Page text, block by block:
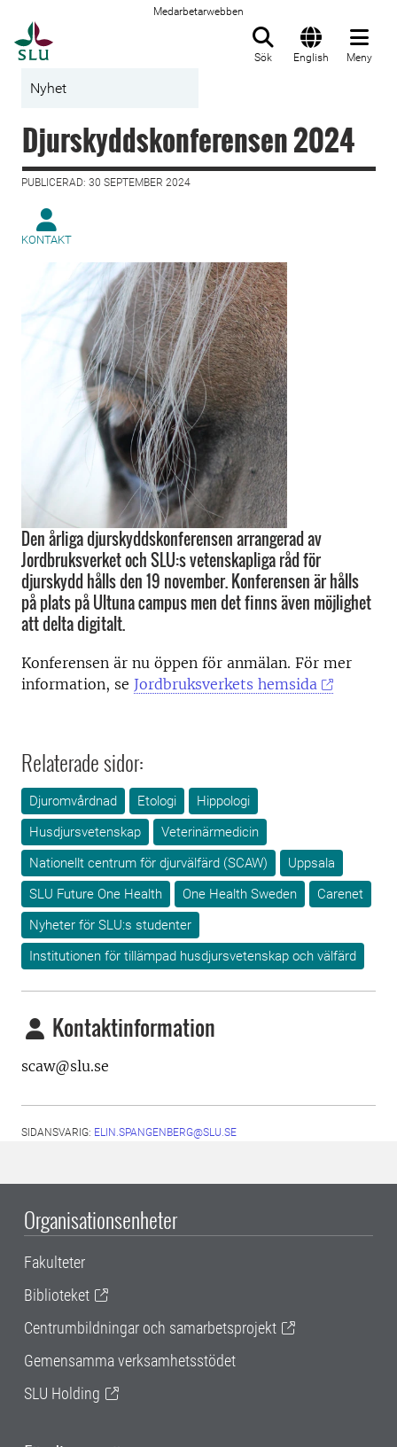
Medarbetarwebben
Sök English Meny
Nyhet
Djurskyddskonferensen 2024
PUBLICERAD: 30 SEPTEMBER 2024
KONTAKT
Den årliga djurskyddskonferensen arrangerad av
Jordbruksverket och SLU:s vetenskapliga råd för
djurskydd hålls den 19 november. Konferensen är hålls
på plats på Ultuna campus men det finns även möjlighet
att delta digitalt.
Konferensen är nu öppen för anmälan. För mer
information, se Jordbruksverkets hemsida
Relaterade sidor:
Djuromvårdnad Etologi
Hippologi
Husdjursvetenskap
Veterinärmedicin
Nationellt centrum för djurvälfärd (SCAW)
Uppsala
SLU Future One Health
One Health Sweden
Carenet
Nyheter för SLU:s studenter
Institutionen för tillämpad husdjursvetenskap och välfärd
Kontaktinformation
scaw@slu.se
SIDANSVARIG: ELIN.SPANGENBERG@SLU.SE
Organisationsenheter
Fakulteter
Biblioteket
Centrumbildningar och samarbetsprojekt
Gemensamma verksamhetsstödet
SLU Holding